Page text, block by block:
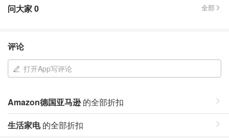
问大家0 全部
评论
打开App写评论
Amazon德国亚马逊的全部折扣
生活家电的全部折扣